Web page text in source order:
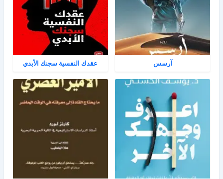
آرسس عقدك النفسية سجنك الأبدي